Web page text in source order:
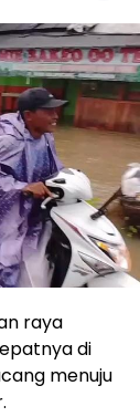
raya
di
menuju